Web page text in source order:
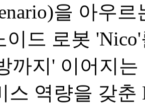
을 아우
이드 로봇
까지' 이어지
스 역량을 갖춘